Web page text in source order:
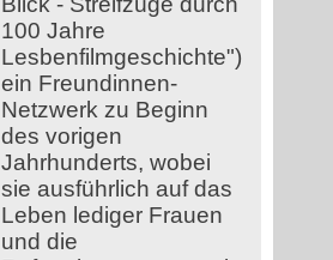
100 Jahre
Lesbenfilmgeschichte")
ein Freundinnen-
Netzwerk zu Beginn
des vorigen
Jahrhunderts, wobei
sie ausführlich auf das
Leben lediger Frauen
und die